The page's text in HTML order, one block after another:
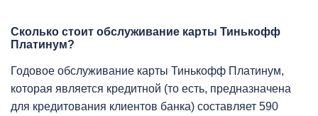
Сколько стоит обслуживание карты Тинькофф
Платинум?
Годовое обслуживание карты Тинькофф Платинум,
которая является кредитной (то есть, предназначена
для кредитования клиентов банка) составляет 590